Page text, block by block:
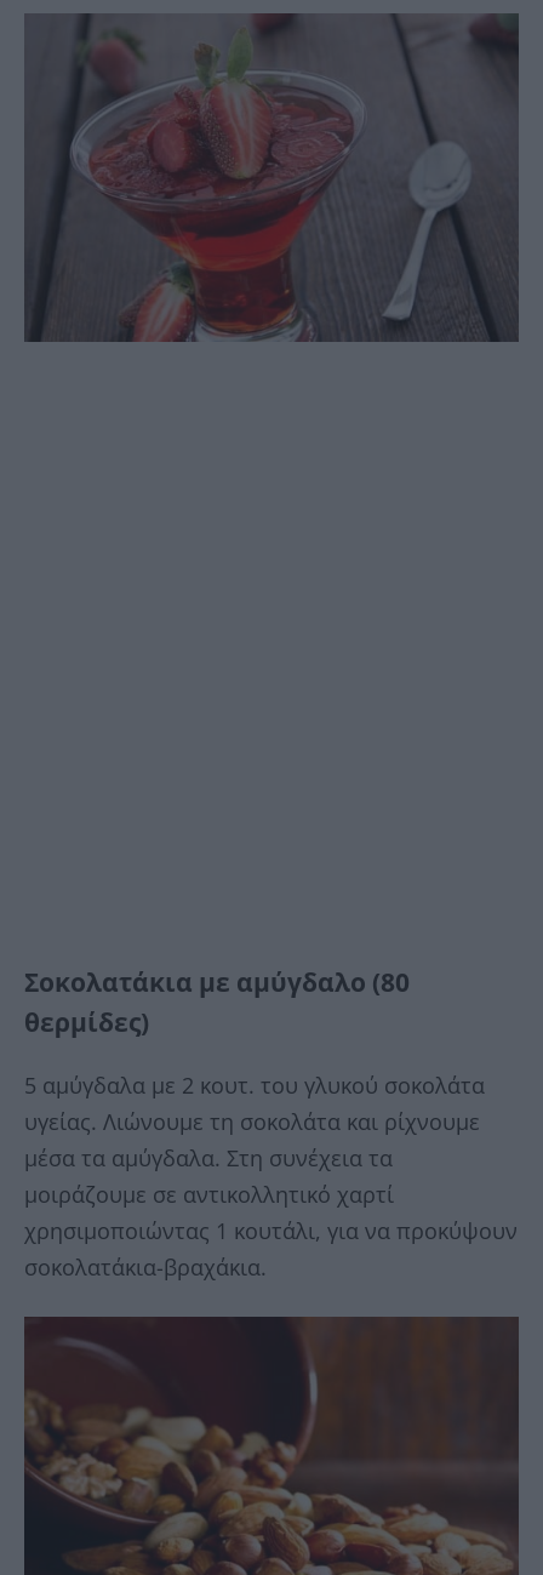
Σοκολατάκια με αμύγδαλο (80
θερμίδες)
5 αμύγδαλα με 2 κουτ. του γλυκού σοκολάτα
υγείας. Λιώνουμε τη σοκολάτα και ρίχνουμε
μέσα τα αμύγδαλα. Στη συνέχεια τα
μοιράζουμε σε αντικολλητικό χαρτί
χρησιμοποιώντας 1 κουτάλι, για να προκύψουν
σοκολατάκια-βραχάκια.